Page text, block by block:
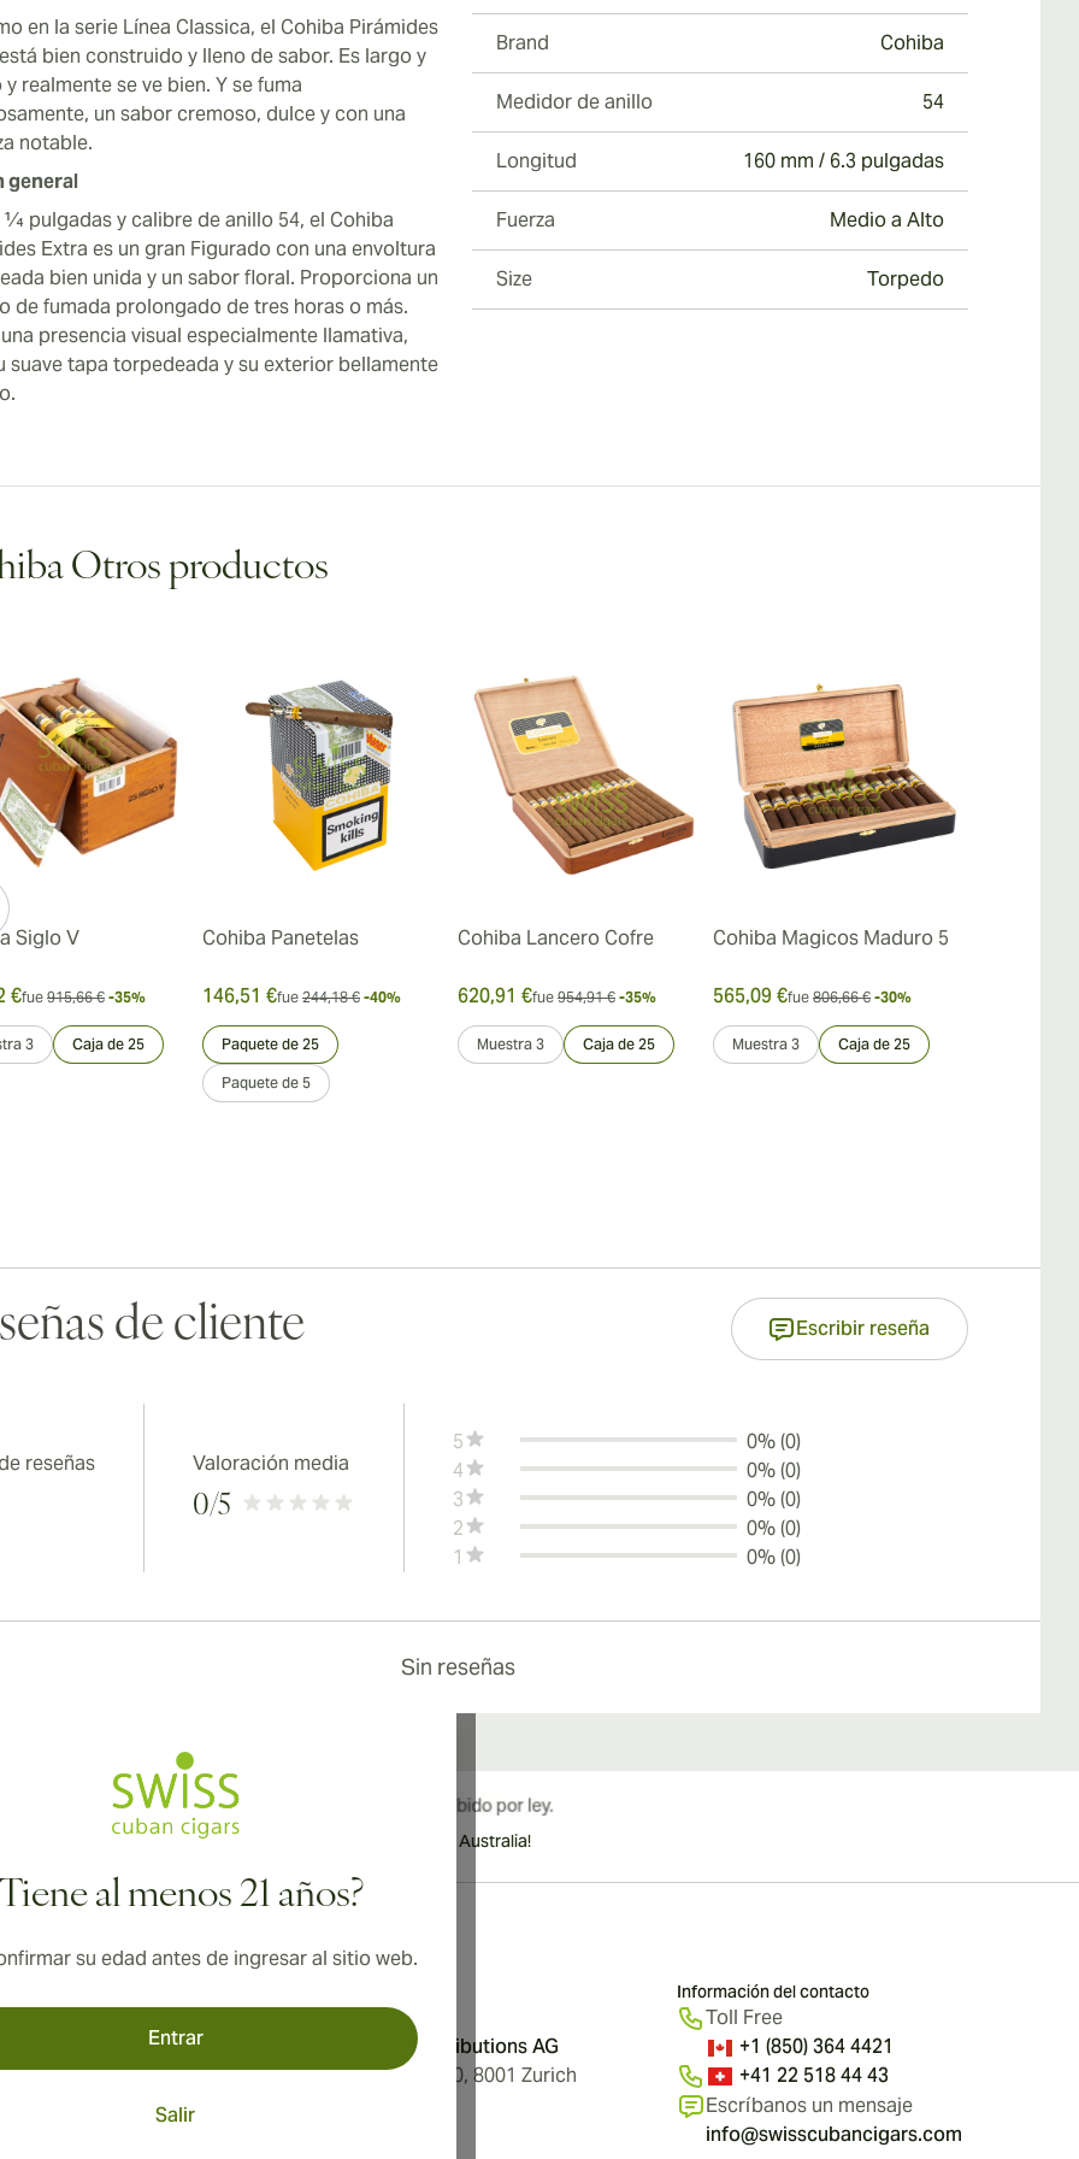
en la serie Línea Classica, el Cohiba Pirámides
bien construido y lleno de sabor. Es largo y
realmente se ve bien. Y se fuma
un sabor cremoso, dulce y con una
notable.
general
pulgadas y calibre de anillo 54, el Cohiba
Extra es un gran Figurado con una envoltura
bien unida y un sabor floral. Proporciona un
de fumada prolongado de tres horas o más.
presencia visual especialmente llamativa,
suave tapa torpedeada y su exterior bellamente
Brand Cohiba
Medidor de anillo 54
Longitud 160 mm / 6.3 pulgadas
Fuerza Medio a Alto
Size Torpedo
Otros productos
Siglo V
€fue 915,66 € -35%
3 Caja de 25
Cohiba Panetelas
146,51 €fue 244,18 € -40%
Paquete de 25
Paquete de 5
Cohiba Lancero Cofre
620,91 €fue 954,91 € -35%
Muestra 3 Caja de 25
Cohiba Magicos Maduro 5
565,09 €fue 806,66 € -30%
Muestra 3 Caja de 25
de cliente Escribir reseña
reseñas Valoración media
0/5
5
0% (0)
4
0% (0)
3
0% (0)
2
0% (0)
1
0% (0)
Sin reseñas
al menos 21 años?
su edad antes de ingresar al sitio web.
Entrar
Salir
¡Envío internacional disponible a Canadá, Reino Unido y Australia!
Aromatica Distributions AG
Löwenstrasse 20, 8001 Zurich
Información del contacto
Toll Free
+1 (850) 364 4421
+41 22 518 44 43
Escríbanos un mensaje
info@swisscubancigars.com